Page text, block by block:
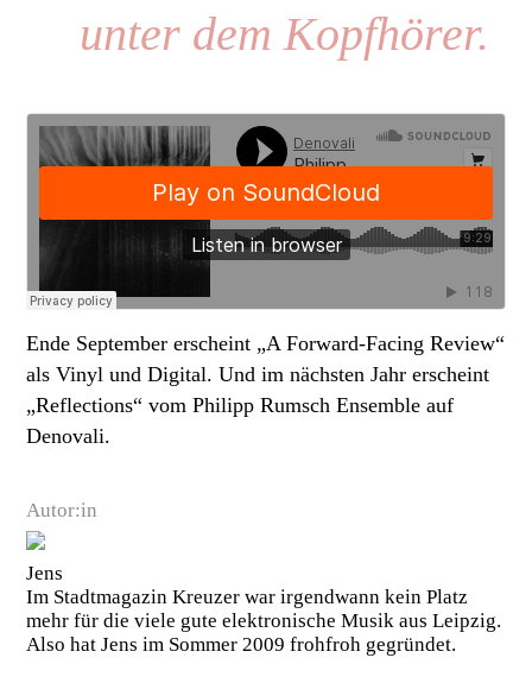
Autor:in
Jens
Im Stadtmagazin Kreuzer war irgendwann kein Platz
mehr für die viele gute elektronische Musik aus Leipzig.
Also hat Jens im Sommer 2009 frohfroh gegründet.
unter dem Kopfhörer.
Ende September erscheint „A Forward-Facing Review“
als Vinyl und Digital. Und im nächsten Jahr erscheint
„Reflections“ vom Philipp Rumsch Ensemble auf
Denovali.